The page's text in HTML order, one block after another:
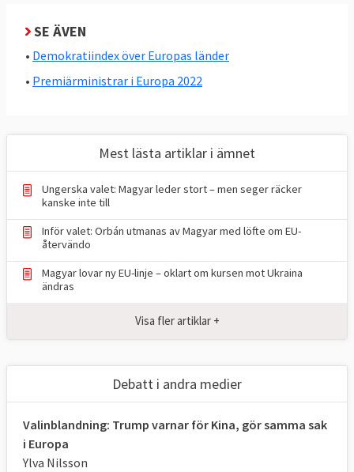
SE ÄVEN
• Demokratiindex över Europas länder
• Premiärministrar i Europa 2022
Mest lästa artiklar i ämnet
Ungerska valet: Magyar leder stort – men seger räcker
kanske inte till
Inför valet: Orbán utmanas av Magyar med löfte om EU-
återvändo
Magyar lovar ny EU-linje – oklart om kursen mot Ukraina
ändras
Visa fler artiklar +
Debatt i andra medier
Valinblandning: Trump varnar för Kina, gör samma sak
i Europa
Ylva Nilsson